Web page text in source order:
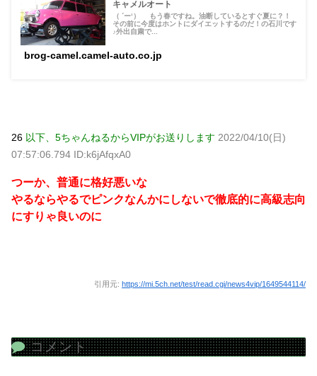
キャメルオート
（ ´ー‘）ゞ もう春ですね。油断しているとすぐ夏に？！
その前に今度はホントにダイエットするのだ！の石川です
♪外出自粛で...
brog-camel.camel-auto.co.jp
26 以下、5ちゃんねるからVIPがお送りします 2022/04/10(日)
07:57:06.794 ID:k6jAfqxA0
つーか、普通に格好悪いな
やるならやるでピンクなんかにしないで徹底的に高級志向
にすりゃ良いのに
引用元: https://mi.5ch.net/test/read.cgi/news4vip/1649544114/
コメント